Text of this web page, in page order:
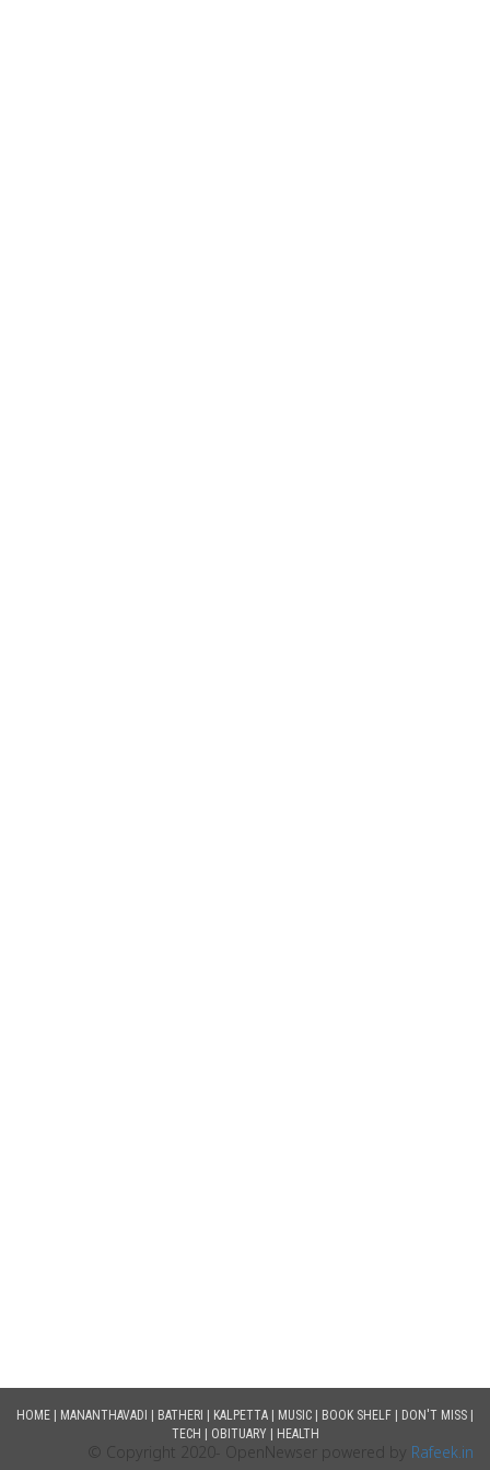
HOME MANANTHAVADI BATHERI KALPETTA MUSIC BOOK SHELF DON'T MISS
TECH
OBITUARY HEALTH
© Copyright 2020- OpenNewser powered by Rafeek.in